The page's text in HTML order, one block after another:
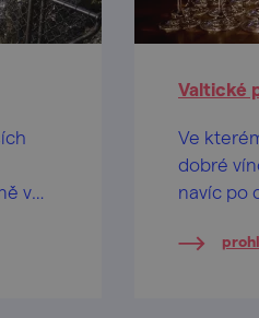
v
Valtické
Ve
dobré
navíc po